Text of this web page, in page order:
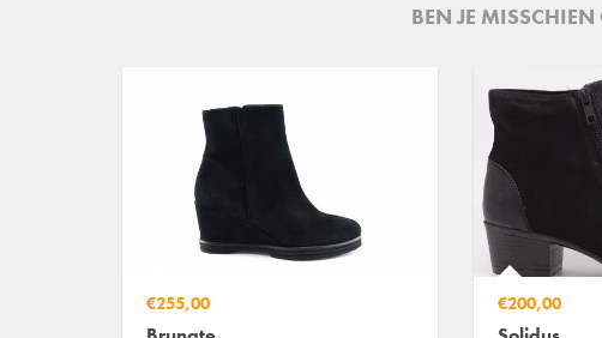
BEN JE
€255,00 €200,00